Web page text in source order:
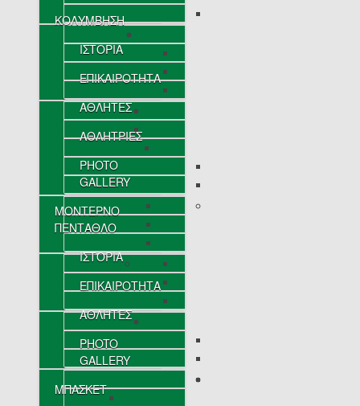
ΚΟΛΥΜΒΗΣΗ
ΙΣΤΟΡΙΑ
ΕΠΙΚΑΙΡΟΤΗΤΑ
ΑΘΛΗΤΕΣ
ΑΘΛΗΤΡΙΕΣ
PHOTO
GALLERY
ΜΟΝΤΕΡΝΟ
ΠΕΝΤΑΘΛΟ
ΙΣΤΟΡΙΑ
ΕΠΙΚΑΙΡΟΤΗΤΑ
ΑΘΛΗΤΕΣ
PHOTO
GALLERY
ΜΠΑΣΚΕΤ